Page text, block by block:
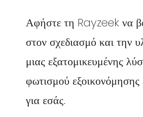
Αφήστε τη Rayzeek να
στον σχεδιασμό και την
μιας εξατομικευμένης
φωτισμού εξοικονόμησης
για εσάς.